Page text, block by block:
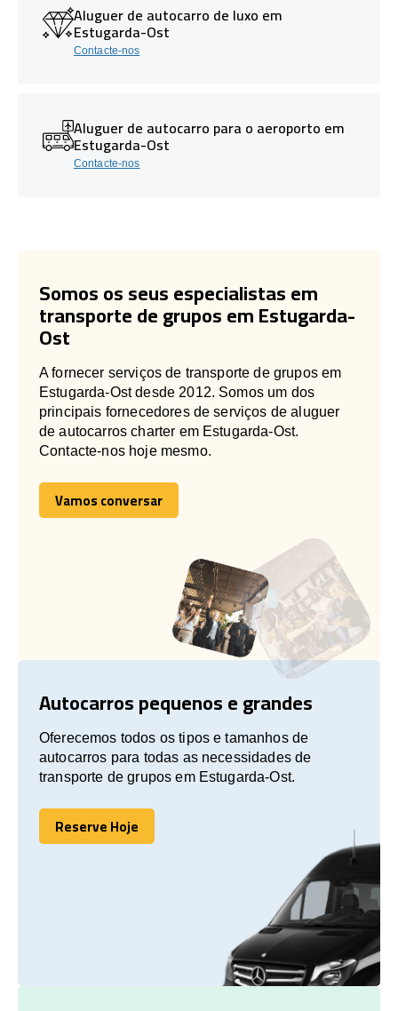
Aluguer de autocarro de luxo em
Estugarda-Ost
Contacte-nos
Aluguer de autocarro para o aeroporto em
Estugarda-Ost
Contacte-nos
Somos os seus especialistas em
transporte de grupos em Estugarda-
Ost
A fornecer serviços de transporte de grupos em
Estugarda-Ost desde 2012. Somos um dos
principais fornecedores de serviços de aluguer
de autocarros charter em Estugarda-Ost.
Contacte-nos hoje mesmo.
Vamos conversar
Vamos conversar
Autocarros pequenos e grandes
Oferecemos todos os tipos e tamanhos de
autocarros para todas as necessidades de
transporte de grupos em Estugarda-Ost.
Reserve Hoje
Reserve Hoje